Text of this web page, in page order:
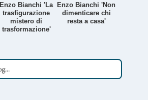
Enzo Bianchi 'La
trasfigurazione
mistero di
trasformazione'
Enzo Bianchi 'Non
dimenticare chi
resta a casa'